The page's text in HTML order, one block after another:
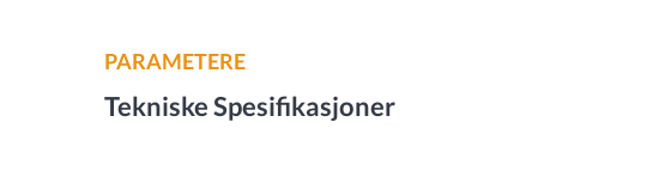
PARAMETERE
Tekniske Spesifikasjoner